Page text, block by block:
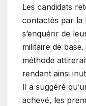
Les candidats
contactés par la
s’enquérir de
militaire de
méthode
rendant ainsi
Il a suggéré
achevé, les